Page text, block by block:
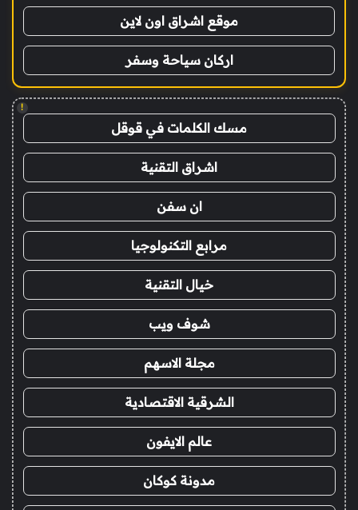
موقع اشراق اون لاين
اركان سياحة وسفر
!
مسك الكلمات في قوقل
اشراق التقنية
ان سفن
مرابع التكنولوجيا
خيال التقنية
شوف ويب
مجلة الاسهم
الشرقية الاقتصادية
عالم الايفون
مدونة كوكان